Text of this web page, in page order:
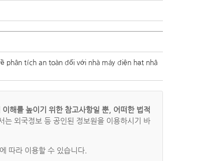
phân tích an toàn đối với nhà máy điện hạt nhâ
이해를 높이기 위한 참고사항일 뿐, 어떠한 법적
는 외국정보 등 공인된 정보원을 이용하시기 바
따라 이용할 수 있습니다.